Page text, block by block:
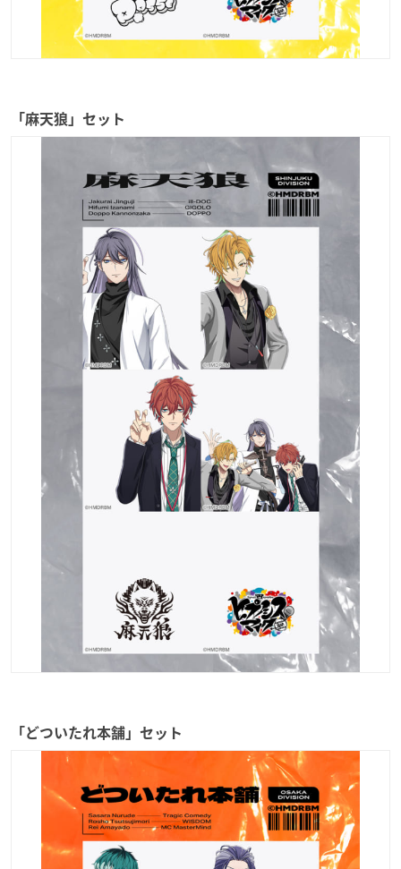
「麻天狼」セット
「どついたれ本舗」セット